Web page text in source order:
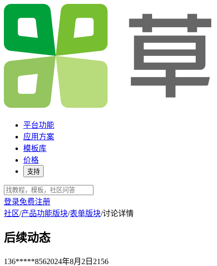
平台功能
应用方案
模板库
价格
支持
登录免费注册
社区/产品功能版块/表单版块/讨论详情
后续动态
136*****8562024年8月2日 2156